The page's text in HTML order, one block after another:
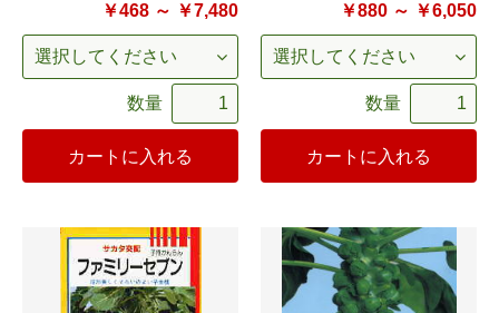
￥468 ～ ￥7,480
数量
カートに入れる
￥880 ～ ￥6,050
数量
カートに入れる